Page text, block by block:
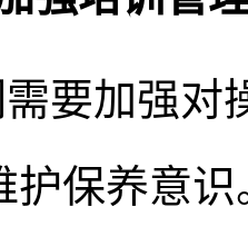
要加强对
护保养意